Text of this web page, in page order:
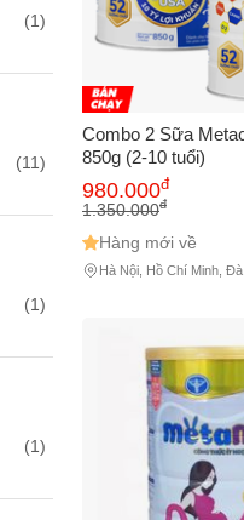
(1)
(11)
(1)
(1)
Combo 2 Sữa
850g (2-10 tuổi)
980.000đ
1.350.000đ
Hàng mới về
Hà Nội, Hồ Chí Minh,
Số
Email
Vấn